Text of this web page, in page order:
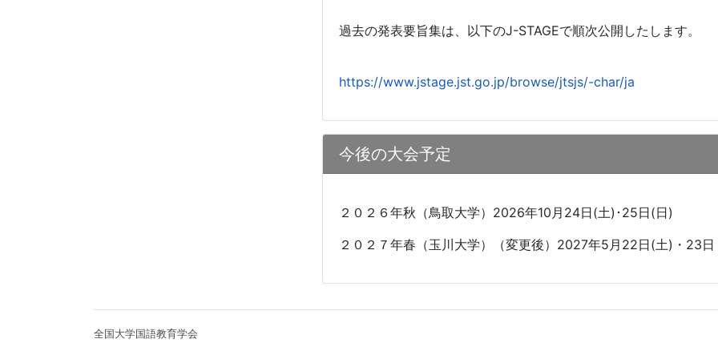
過去の発表要旨集は、以下のJ-STAGEで順次公開したします。
https://www.jstage.jst.go.jp/browse/jtsjs/-char/ja
今後の大会予定
２０２６年秋（鳥取大学）2026年10月 24日(土) ･ 25日(日)
２０２７年春（玉川大学）
（変更後） 2027年5月22日(土)・23日
全国大学国語教育学会